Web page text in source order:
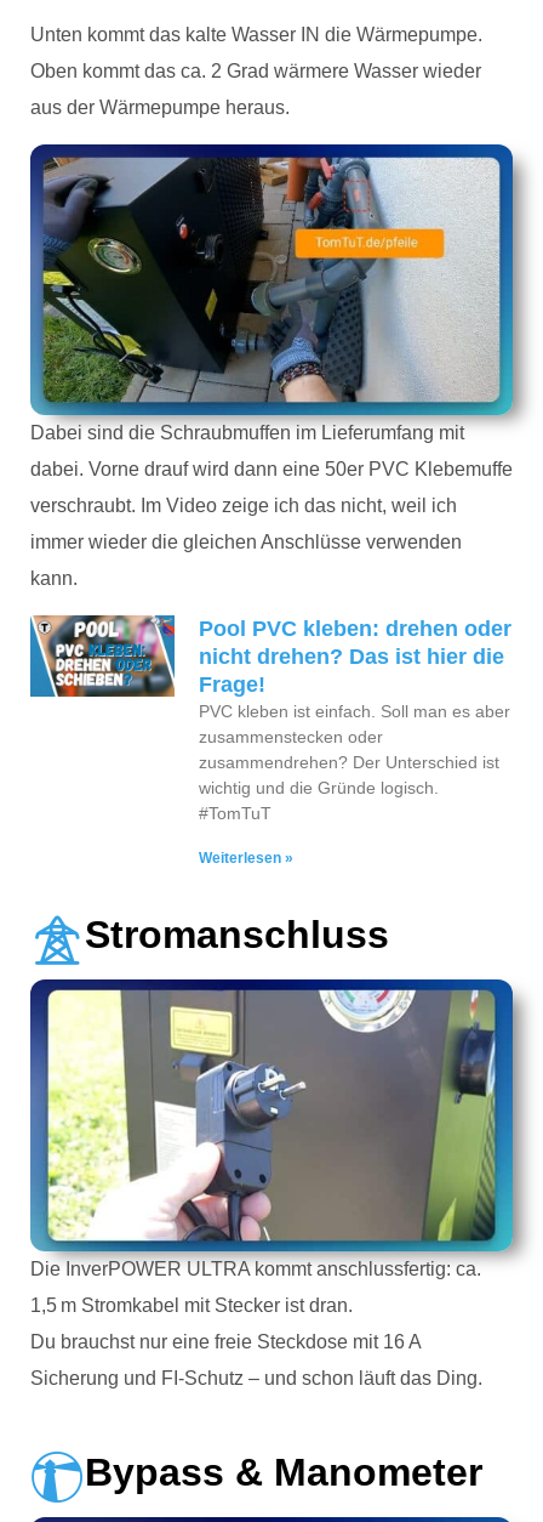
Unten kommt das kalte Wasser IN die Wärmepumpe.
Oben kommt das ca. 2 Grad wärmere Wasser wieder
aus der Wärmepumpe heraus.
Dabei sind die Schraubmuffen im Lieferumfang mit
dabei. Vorne drauf wird dann eine 50er PVC Klebemuffe
verschraubt. Im Video zeige ich das nicht, weil ich
immer wieder die gleichen Anschlüsse verwenden
kann.
Pool PVC kleben: drehen oder
nicht drehen? Das ist hier die
Frage!
PVC kleben ist einfach. Soll man es aber
zusammenstecken oder
zusammendrehen? Der Unterschied ist
wichtig und die Gründe logisch.
#TomTuT
Weiterlesen »
Stromanschluss
Die InverPOWER ULTRA kommt anschlussfertig: ca.
1,5 m Stromkabel mit Stecker ist dran.
Du brauchst nur eine freie Steckdose mit 16 A
Sicherung und FI-Schutz – und schon läuft das Ding.
Bypass & Manometer